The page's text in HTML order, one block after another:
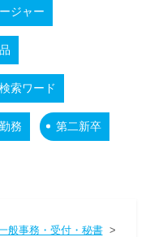
ジャー
索ワード
務 第二新卒
般事務・受付・秘書>